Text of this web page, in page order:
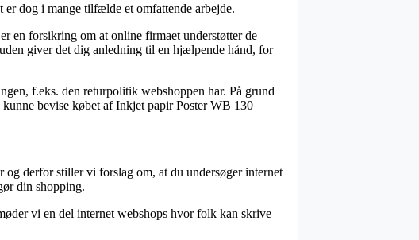
dog i mange tilfælde et omfattende arbejde.
en forsikring om at online firmaet understøtter de
giver det dig anledning til en hjælpende hånd, for
f.eks. den returpolitik webshoppen har. På grund
bevise købet af Inkjet papir Poster WB 130
derfor stiller vi forslag om, at du undersøger internet
din shopping.
vi en del internet webshops hvor folk kan skrive